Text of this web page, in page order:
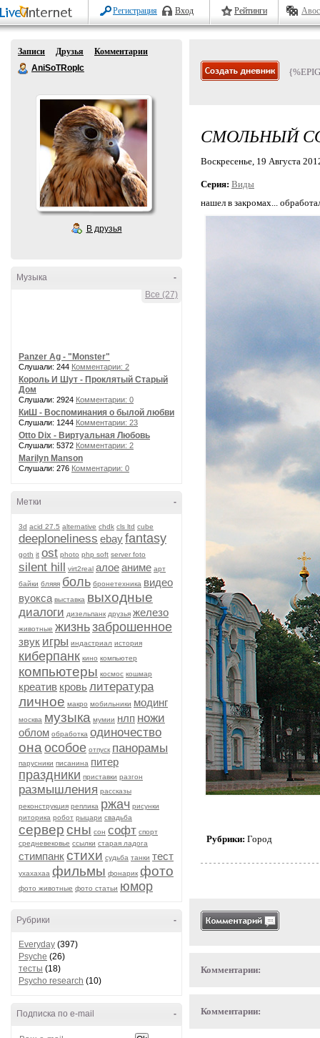
Регистрация Вход Рейтинги
Записи Друзья
Комментарии
AniSoTRopIc
В друзья
-
Музыка
Все (27)
Panzer Ag - "Monster"
Слушали: 244 Комментарии: 2
Король И Шут - Проклятый Старый
Дом
Слушали: 2924 Комментарии: 0
КиШ - Воспоминания о былой любви
Слушали: 1244 Комментарии: 23
Otto Dix - Виртуальная Любовь
Слушали: 5372 Комментарии: 2
Marilyn Manson
Слушали: 276 Комментарии: 0
-
Метки
3d acid 27.5 alternative chdk cls ltd cube
deeploneliness ebayfantasy
goth it ost photo php soft server foto
silent hill virt2real алоеаниме арт
байки бляяя боль бронетехника видео
вуокса выставка выходные
диалоги дизельпанк друзья железо
животные жизньзаброшенное
звук игры индастриал история
киберпанк кино компьютер
компьютеры космос кошмар
креатив кровьлитература
личное макро мобильники модинг
москва музыка мумии нлп ножи
облом обработка одиночество
она особое отпуск панорамы
парусники писанина питер
праздники приставки разгон
размышления рассказы
реконструкция реплика ржач рисунки
риторика робот рыцари свадьба
серверсны сон софт спорт
средневековье ссылки старая ладога
стимпанкстихи судьба танки тест
ухахахаа фильмы фонарик фото
фото животные фото статьи юмор
-
Рубрики
Everyday (397)
Psyche (26)
тесты (18)
Psycho research (10)
-
Подписка по e-mail
СМОЛЬНЫЙ
Воскресенье, 19 Августа
Серия: Виды
нашел в закромах...
Рубрики: Город
Комментарии:
Комментарии: